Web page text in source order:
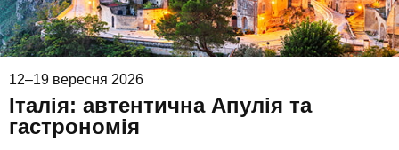
12–19 вересня 2026
Італія: автентична Апулія та
гастрономія